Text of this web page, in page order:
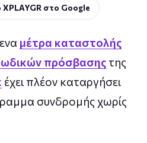
στο Google
μέτρα καταστολής
πρόσβασης της
έχει πλέον καταργήσει
συνδρομής χωρίς